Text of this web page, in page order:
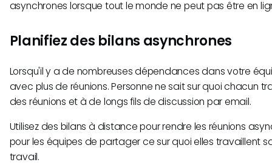
asynchrones lorsque tout le monde ne peut pas être en
Planifiez des bilans asynchrones
Lorsqu'il y a de nombreuses dépendances dans votre
avec plus de réunions. Personne ne sait sur quoi chacun
des réunions et à de longs fils de discussion par email.
Utilisez des bilans à distance pour rendre les réunions
pour les équipes de partager ce sur quoi elles travaillent
travail.